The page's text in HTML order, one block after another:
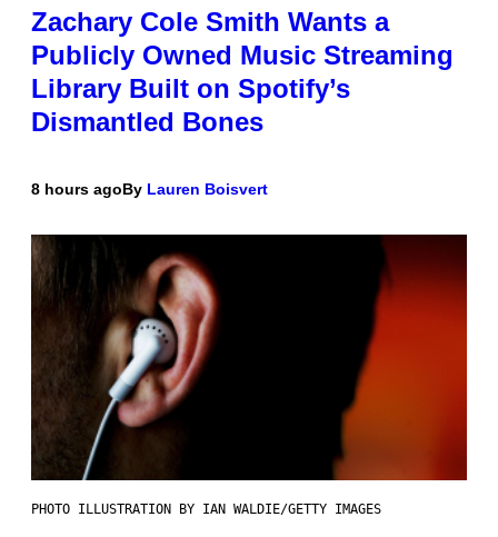
Zachary Cole Smith Wants a
Publicly Owned Music Streaming
Library Built on Spotify’s
Dismantled Bones
8 hours agoBy Lauren Boisvert
PHOTO ILLUSTRATION BY IAN WALDIE/GETTY IMAGES